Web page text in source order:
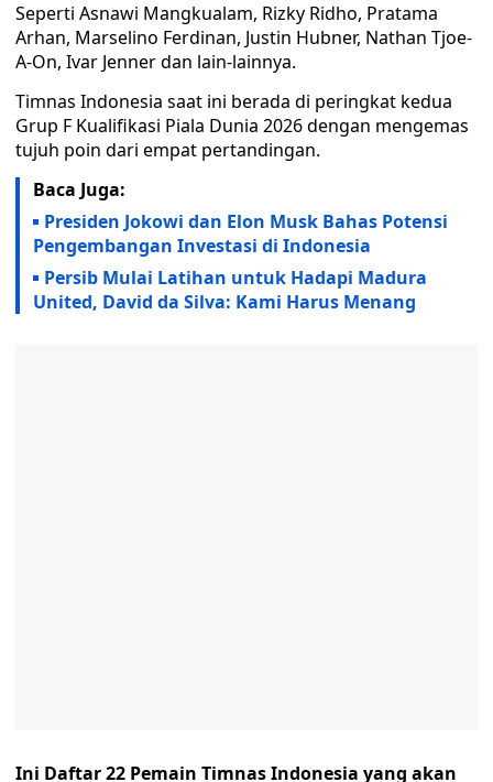
Seperti Asnawi Mangkualam, Rizky Ridho, Pratama
Arhan, Marselino Ferdinan, Justin Hubner, Nathan Tjoe-
A-On, Ivar Jenner dan lain-lainnya.
Timnas Indonesia saat ini berada di peringkat kedua
Grup F Kualifikasi Piala Dunia 2026 dengan mengemas
tujuh poin dari empat pertandingan.
Baca Juga:
Presiden Jokowi dan Elon Musk Bahas Potensi
Pengembangan Investasi di Indonesia
Persib Mulai Latihan untuk Hadapi Madura
United, David da Silva: Kami Harus Menang
Ini Daftar 22 Pemain Timnas Indonesia yang akan